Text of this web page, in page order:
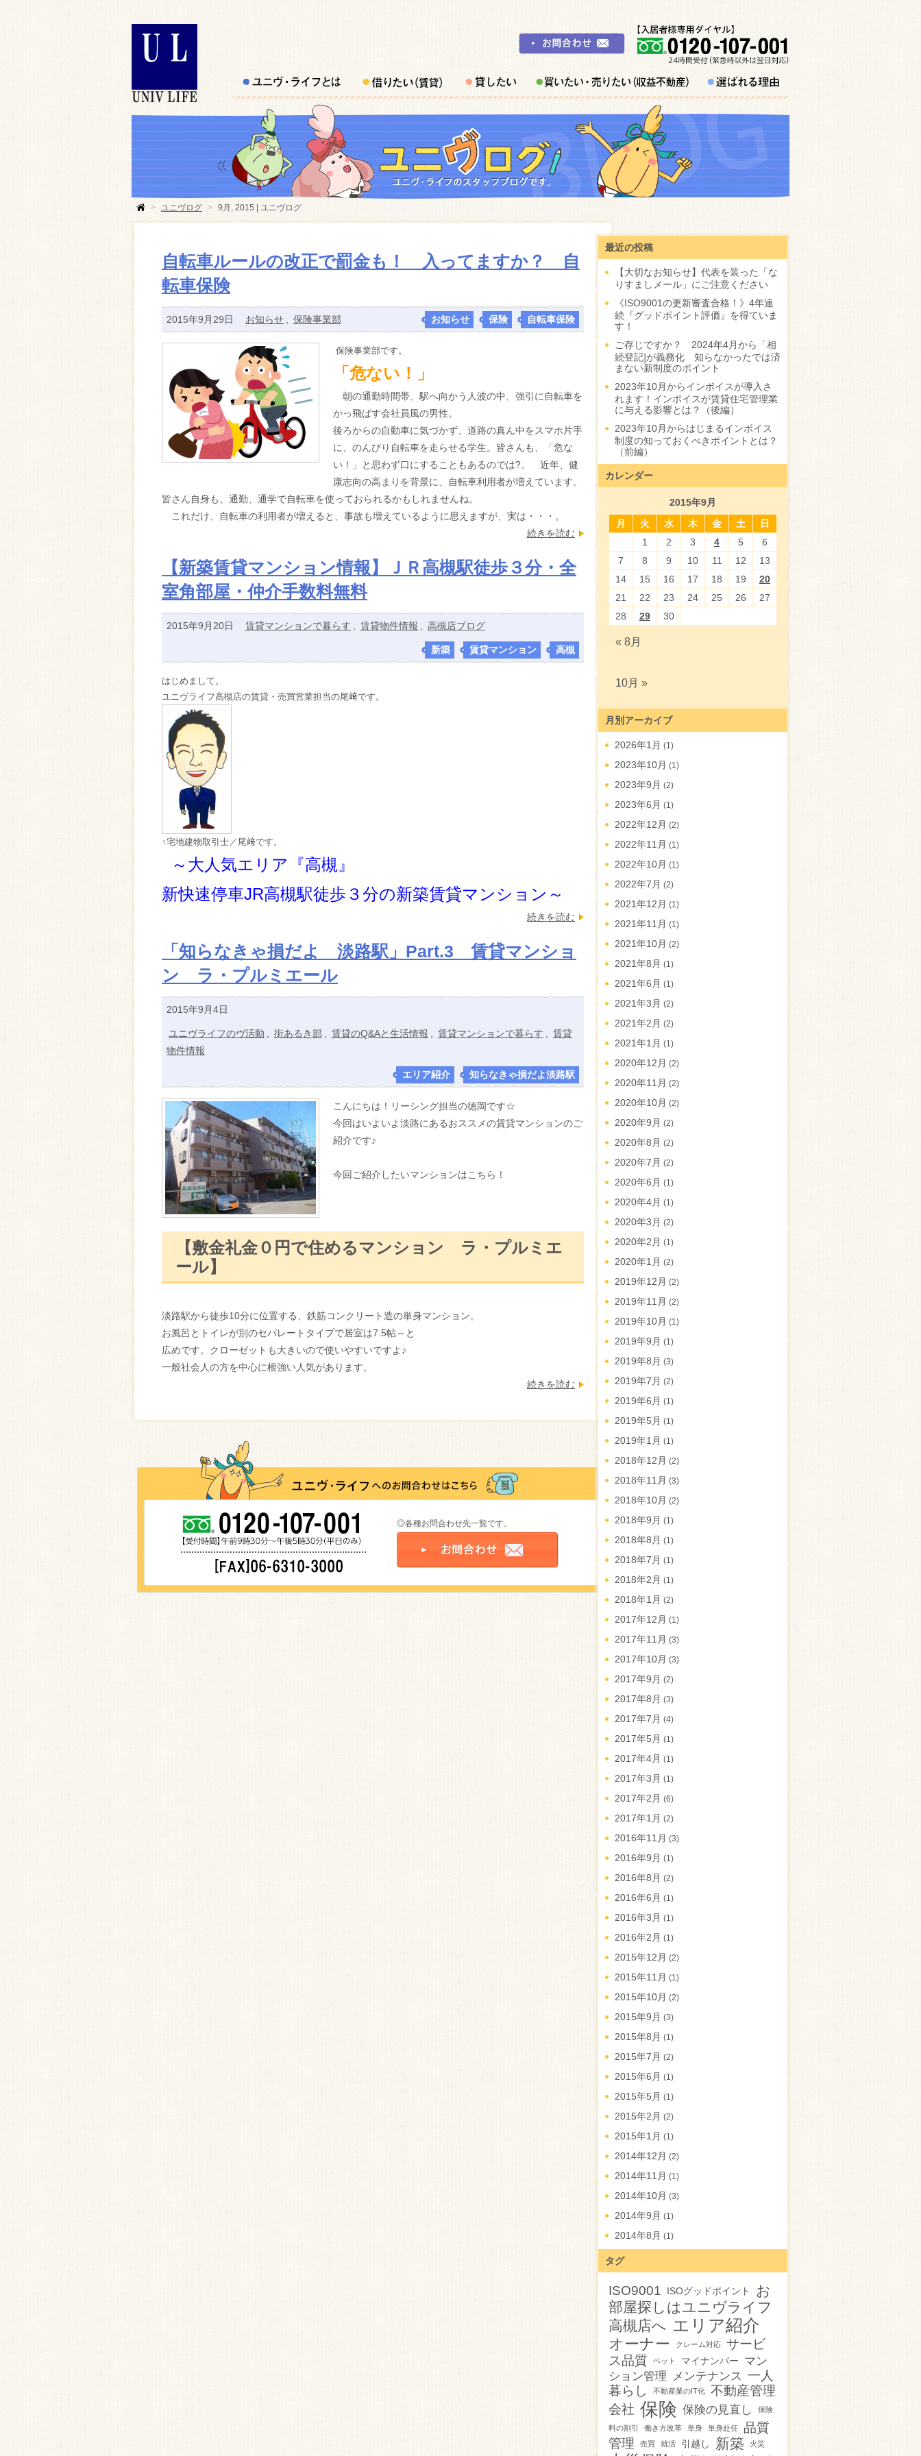
> ユニヴログ > 9月, 2015 | ユニヴログ
自転車ルールの改正で罰金も！ 入ってますか？ 自
転車保険
2015年9月29日 お知らせ 保険事業部 お知らせ 保険 自転車保険
保険事業部です。
「危ない！」
朝の通勤時間帯、駅へ向かう人波の中、強引に自転車を
かっ飛ばす会社員風の男性。
後ろからの自動車に気づかず、道路の真ん中をスマホ片手
に、のんびり自転車を走らせる学生。皆さんも、「危な
い！」と思わず口にすることもあるのでは?。 近年、健
康志向の高まりを背景に、自転車利用者が増えています。
皆さん自身も、通勤、通学で自転車を使っておられるかもしれませんね。
これだけ、自転車の利用者が増えると、事故も増えているように思えますが、実は・・・。
続きを読む
【新築賃貸マンション情報】ＪＲ高槻駅徒歩３分・全
室角部屋・仲介手数料無料
2015年9月20日 賃貸マンションで暮らす 賃貸物件情報 高槻店ブログ
新築 賃貸マンション 高槻
はじめまして。
ユニヴライフ高槻店の賃貸・売買営業担当の尾﨑です。
↑宅地建物取引士／尾﨑です。
～大人気エリア『高槻』
新快速停車JR高槻駅徒歩３分の新築賃貸マンション～
続きを読む
「知らなきゃ損だよ 淡路駅」Part.3 賃貸マンショ
ン ラ・プルミエール
2015年9月4日
ユニヴライフのヴ活動 街あるき部 賃貸のQ&Aと生活情報 賃貸マンションで暮らす
賃貸
物件情報
エリア紹介 知らなきゃ損だよ淡路駅
こんにちは！リーシング担当の徳岡です☆
今回はいよいよ淡路にあるおススメの賃貸マンションのご
紹介です♪
今回ご紹介したいマンションはこちら！
【敷金礼金０円で住めるマンション ラ・プルミエ
ール】
淡路駅から徒歩10分に位置する、鉄筋コンクリート造の単身マンション。
お風呂とトイレが別のセパレートタイプで居室は7.5帖～と
広めです。クローゼットも大きいので使いやすいですよ♪
一般社会人の方を中心に根強い人気があります。
続きを読む
◎各種お問合わせ先一覧です。
最近の投稿
【大切なお知らせ】代表を装った「な
りすましメール」にご注意ください
《ISO9001の更新審査合格！》4年連
続『グッドポイント評価』を得ていま
す！
ご存じですか？ 2024年4月から「相
続登記]が義務化 知らなかったでは済
まない新制度のポイント
2023年10月からインボイスが導入さ
れます！インボイスが賃貸住宅管理業
に与える影響とは？（後編）
2023年10月からはじまるインボイス
制度の知っておくべきポイントとは？
（前編）
カレンダー
2015年9月
月
火 水 木 金 土
日
1
2 3 4 5
6
7
8 9 10 11 12
13
14
15 16 17 18 19
20
21
22 23 24 25 26
27
28
29 30
« 8月
10月 »
月別アーカイブ
2026年1月 (1)
2023年10月 (1)
2023年9月 (2)
2023年6月 (1)
2022年12月 (2)
2022年11月 (1)
2022年10月 (1)
2022年7月 (2)
2021年12月 (1)
2021年11月 (1)
2021年10月 (2)
2021年8月 (1)
2021年6月 (1)
2021年3月 (2)
2021年2月 (2)
2021年1月 (1)
2020年12月 (2)
2020年11月 (2)
2020年10月 (2)
2020年9月 (2)
2020年8月 (2)
2020年7月 (2)
2020年6月 (1)
2020年4月 (1)
2020年3月 (2)
2020年2月 (1)
2020年1月 (2)
2019年12月 (2)
2019年11月 (2)
2019年10月 (1)
2019年9月 (1)
2019年8月 (3)
2019年7月 (2)
2019年6月 (1)
2019年5月 (1)
2019年1月 (1)
2018年12月 (2)
2018年11月 (3)
2018年10月 (2)
2018年9月 (1)
2018年8月 (1)
2018年7月 (1)
2018年2月 (1)
2018年1月 (2)
2017年12月 (1)
2017年11月 (3)
2017年10月 (3)
2017年9月 (2)
2017年8月 (3)
2017年7月 (4)
2017年5月 (1)
2017年4月 (1)
2017年3月 (1)
2017年2月 (6)
2017年1月 (2)
2016年11月 (3)
2016年9月 (1)
2016年8月 (2)
2016年6月 (1)
2016年3月 (1)
2016年2月 (1)
2015年12月 (2)
2015年11月 (1)
2015年10月 (2)
2015年9月 (3)
2015年8月 (1)
2015年7月 (2)
2015年6月 (1)
2015年5月 (1)
2015年2月 (2)
2015年1月 (1)
2014年12月 (2)
2014年11月 (1)
2014年10月 (3)
2014年9月 (1)
2014年8月 (1)
タグ
ISO9001 ISOグッドポイント
お
部屋探しはユニヴライフ
高槻店へ エリア紹介
オーナー クレーム対応
サービ
ス品質
ペット マイナンバー
マン
ション管理
メンテナンス
一人
暮らし
不動産業のIT化
不動産管理
会社 保険 保険の見直し 保険
料の割引 働き方改革 単身 単身赴任
品質
管理
売買 就活 引越し 新築 火災